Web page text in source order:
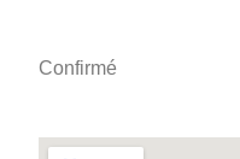
Confirmé